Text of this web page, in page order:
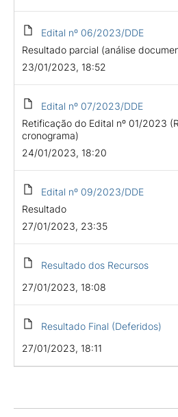
Edital nº 06/2023/DDE
Resultado parcial (análise
23/01/2023, 18:52
Edital nº 07/2023/DDE
Retificação do Edital nº 01/2023
cronograma)
24/01/2023, 18:20
Edital nº 09/2023/DDE
Resultado
27/01/2023, 23:35
Resultado dos Recursos
27/01/2023, 18:08
Resultado Final (Deferidos)
27/01/2023, 18:11